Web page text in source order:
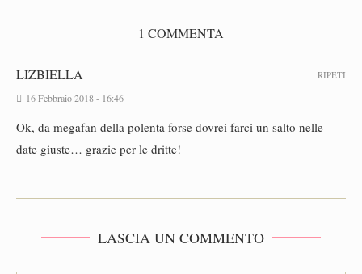
1 COMMENTA
LIZBIELLA
16 Febbraio 2018 - 16:46
Ok, da megafan della polenta forse dovrei farci un salto nelle
date giuste… grazie per le dritte!
RIPETI
LASCIA UN COMMENTO